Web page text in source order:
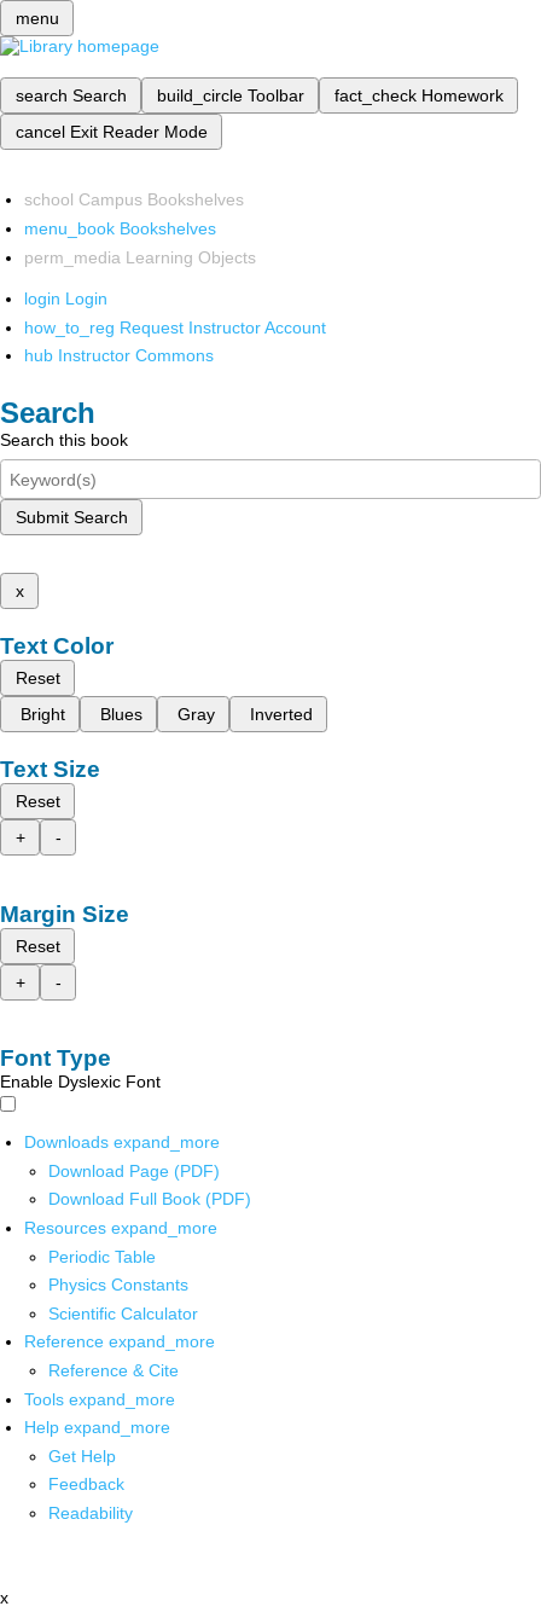
menu
search Search build_circle Toolbar fact_check Homework
cancel Exit Reader Mode
school Campus Bookshelves
menu_book Bookshelves
perm_media Learning Objects
login Login
how_to_reg Request Instructor Account
hub Instructor Commons
Search
Search this book
Submit Search
x
Text Color
Reset
Bright
Blues Gray Inverted
Text Size
Reset
+
-
Margin Size
Reset
+
-
Font Type
Enable Dyslexic Font
Downloads expand_more
Download Page (PDF)
Download Full Book (PDF)
Resources expand_more
Periodic Table
Physics Constants
Scientific Calculator
Reference expand_more
Reference & Cite
Tools expand_more
Help expand_more
Get Help
Feedback
Readability
x